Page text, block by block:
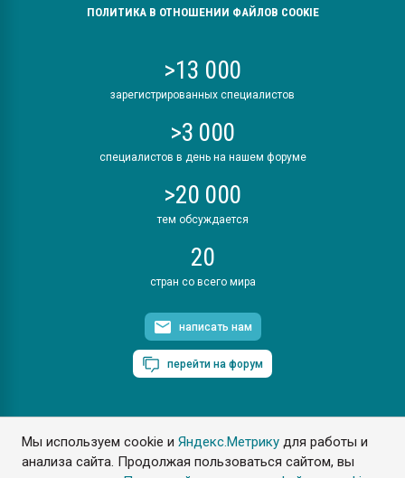
Мы используем cookie иЯндекс.Метрику для работы и
анализа сайта. Продолжая пользоваться сайтом, вы
ПОЛИТИКА В ОТНОШЕНИИ ФАЙЛОВ COOKIE
>13 000
зарегистрированных специалистов
>3 000
специалистов в день на нашем форуме
>20 000
тем обсуждается
20
стран со всего мира
написать нам
перейти на форум
ПластЭксперт © 2006. Все права защищены
Разрешается копирование материалов сайта с обязательной